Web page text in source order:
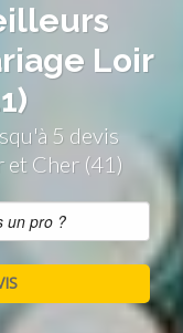
Loir
5 devis
et Cher (41)